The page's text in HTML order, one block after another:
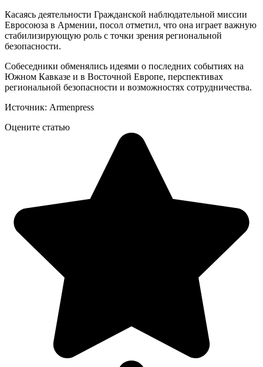
Касаясь деятельности Гражданской наблюдательной миссии
Евросоюза в Армении, посол отметил, что она играет важную
стабилизирующую роль с точки зрения региональной
безопасности.
Собеседники обменялись идеями о последних событиях на
Южном Кавказе и в Восточной Европе, перспективах
региональной безопасности и возможностях сотрудничества.
Источник: Armenpress
Оцените статью